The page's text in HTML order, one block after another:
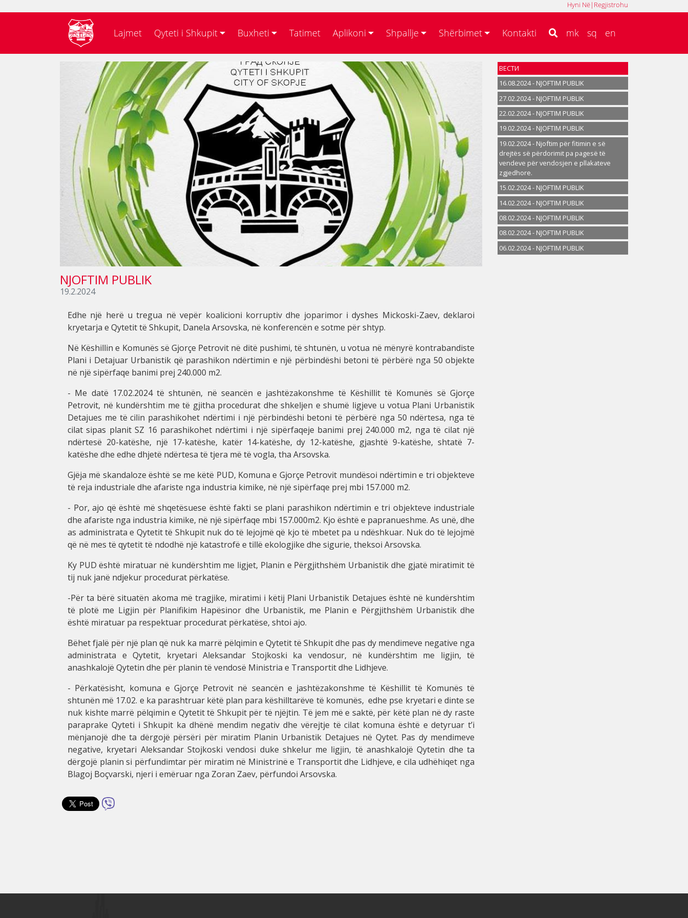
Regjistrohu
|
Hyni Në
Lajmet Qyteti i Shkupit Buxheti Tatimet Aplikoni Shpallje Shërbimet Kontakti mk sq en
NJOFTIM PUBLIK
19.2.2024
Edhe një herë u tregua në vepër koalicioni korruptiv dhe joparimor i dyshes Mickoski-Zaev, deklaroi
kryetarja e Qytetit të Shkupit, Danela Arsovska, në konferencën e sotme për shtyp.
Në Këshillin e Komunës së Gjorçe Petrovit në ditë pushimi, të shtunën, u votua në mënyrë kontrabandiste
Plani i Detajuar Urbanistik që parashikon ndërtimin e një përbindëshi betoni të përbërë nga 50 objekte
në një sipërfaqe banimi prej 240.000 m2.
- Me datë 17.02.2024 të shtunën, në seancën e jashtëzakonshme të Këshillit të Komunës së Gjorçe
Petrovit, në kundërshtim me të gjitha procedurat dhe shkeljen e shumë ligjeve u votua Plani Urbanistik
Detajues me të cilin parashikohet ndërtimi i një përbindëshi betoni të përbërë nga 50 ndërtesa, nga të
cilat sipas planit SZ 16 parashikohet ndërtimi i një sipërfaqeje banimi prej 240.000 m2, nga të cilat një
ndërtesë 20-katëshe, një 17-katëshe, katër 14-katëshe, dy 12-katëshe, gjashtë 9-katëshe, shtatë 7-
katëshe dhe edhe dhjetë ndërtesa të tjera më të vogla, tha Arsovska.
Gjëja më skandaloze është se me këtë PUD, Komuna e Gjorçe Petrovit mundësoi ndërtimin e tri objekteve
të reja industriale dhe afariste nga industria kimike, në një sipërfaqe prej mbi 157.000 m2.
- Por, ajo që është më shqetësuese është fakti se plani parashikon ndërtimin e tri objekteve industriale
dhe afariste nga industria kimike, në një sipërfaqe mbi 157.000m2. Kjo është e papranueshme. As unë, dhe
as administrata e Qytetit të Shkupit nuk do të lejojmë që kjo të mbetet pa u ndëshkuar. Nuk do të lejojmë
që në mes të qytetit të ndodhë një katastrofë e tillë ekologjike dhe sigurie, theksoi Arsovska.
Ky PUD është miratuar në kundërshtim me ligjet, Planin e Përgjithshëm Urbanistik dhe gjatë miratimit të
tij nuk janë ndjekur procedurat përkatëse.
-Për ta bërë situatën akoma më tragjike, miratimi i këtij Plani Urbanistik Detajues është në kundërshtim
të plotë me Ligjin për Planifikim Hapësinor dhe Urbanistik, me Planin e Përgjithshëm Urbanistik dhe
është miratuar pa respektuar procedurat përkatëse, shtoi ajo.
Bëhet fjalë për një plan që nuk ka marrë pëlqimin e Qytetit të Shkupit dhe pas dy mendimeve negative nga
administrata e Qytetit, kryetari Aleksandar Stojkoski ka vendosur, në kundërshtim me ligjin, të
anashkalojë Qytetin dhe për planin të vendosë Ministria e Transportit dhe Lidhjeve.
- Përkatësisht, komuna e Gjorçe Petrovit në seancën e jashtëzakonshme të Këshillit të Komunës të
shtunën më 17.02. e ka parashtruar këtë plan para këshilltarëve të komunës, edhe pse kryetari e dinte se
nuk kishte marrë pëlqimin e Qytetit të Shkupit për të njëjtin. Të jem më e saktë, për këtë plan në dy raste
paraprake Qyteti i Shkupit ka dhënë mendim negativ dhe vërejtje të cilat komuna është e detyruar t’i
mënjanojë dhe ta dërgojë përsëri për miratim Planin Urbanistik Detajues në Qytet. Pas dy mendimeve
negative, kryetari Aleksandar Stojkoski vendosi duke shkelur me ligjin, të anashkalojë Qytetin dhe ta
dërgojë planin si përfundimtar për miratim në Ministrinë e Transportit dhe Lidhjeve, e cila udhëhiqet nga
Blagoj Boçvarski, njeri i emëruar nga Zoran Zaev, përfundoi Arsovska.
ВЕСТИ
16.08.2024 - NJOFTIM PUBLIK
27.02.2024 - NJOFTIM PUBLIK
22.02.2024 - NJOFTIM PUBLIK
19.02.2024 - NJOFTIM PUBLIK
19.02.2024 - Njoftim për fitimin e së
drejtës së përdorimit pa pagesë të
vendeve për vendosjen e pllakateve
zgjedhore.
15.02.2024 - NJOFTIM PUBLIK
14.02.2024 - NJOFTIM PUBLIK
08.02.2024 - NJOFTIM PUBLIK
08.02.2024 - NJOFTIM PUBLIK
06.02.2024 - NJOFTIM PUBLIK